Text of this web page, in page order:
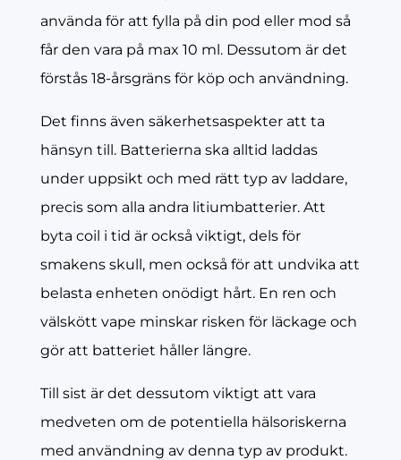
använda för att fylla på din pod eller mod så
får den vara på max 10 ml. Dessutom är det
förstås 18-årsgräns för köp och användning.
Det finns även säkerhetsaspekter att ta
hänsyn till. Batterierna ska alltid laddas
under uppsikt och med rätt typ av laddare,
precis som alla andra litiumbatterier. Att
byta coil i tid är också viktigt, dels för
smakens skull, men också för att undvika att
belasta enheten onödigt hårt. En ren och
välskött vape minskar risken för läckage och
gör att batteriet håller längre.
Till sist är det dessutom viktigt att vara
medveten om de potentiella hälsoriskerna
med användning av denna typ av produkt.